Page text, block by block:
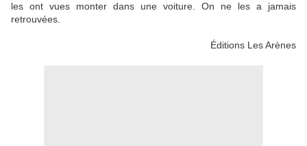
les ont vues monter dans une voiture. On ne les a jamais
retrouvées.
Éditions Les Arènes